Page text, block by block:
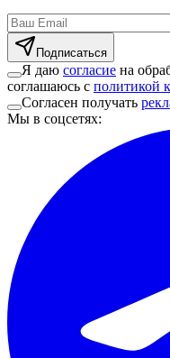
Подписаться
Я даю согласие на
соглашаюсь с политикой
Согласен получать
Мы в соцсетях: